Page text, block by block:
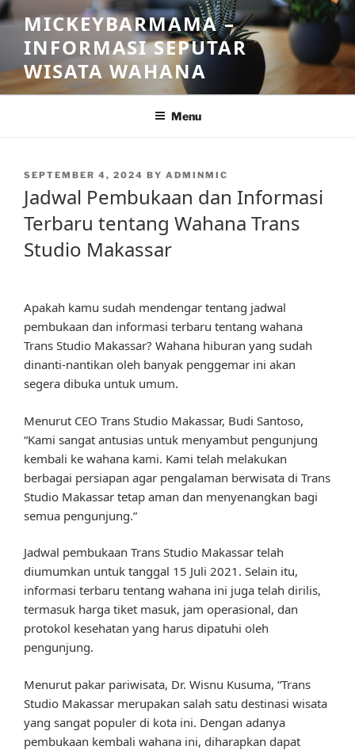
Skip
to
content
MICKEYBARMAMA –
INFORMASI SEPUTAR
WISATA WAHANA
Menu
POSTED
SEPTEMBER 4, 2024 BY ADMINMIC
Jadwal Pembukaan dan Informasi
Terbaru tentang Wahana Trans
Studio Makassar
Apakah kamu sudah mendengar tentang jadwal
pembukaan dan informasi terbaru tentang wahana
Trans Studio Makassar? Wahana hiburan yang sudah
dinanti-nantikan oleh banyak penggemar ini akan
segera dibuka untuk umum.
Menurut CEO Trans Studio Makassar, Budi Santoso,
“Kami sangat antusias untuk menyambut pengunjung
kembali ke wahana kami. Kami telah melakukan
berbagai persiapan agar pengalaman berwisata di Trans
Studio Makassar tetap aman dan menyenangkan bagi
semua pengunjung.”
Jadwal pembukaan Trans Studio Makassar telah
diumumkan untuk tanggal 15 Juli 2021. Selain itu,
informasi terbaru tentang wahana ini juga telah dirilis,
termasuk harga tiket masuk, jam operasional, dan
protokol kesehatan yang harus dipatuhi oleh
pengunjung.
Menurut pakar pariwisata, Dr. Wisnu Kusuma, “Trans
Studio Makassar merupakan salah satu destinasi wisata
yang sangat populer di kota ini. Dengan adanya
pembukaan kembali wahana ini, diharapkan dapat